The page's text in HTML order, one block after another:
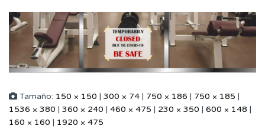
Tamaño: 150 × 150 | 300 × 74 | 750 × 186 | 750 × 185 |
1536 × 380 | 360 × 240 | 460 × 475 | 230 × 350 | 600 × 148 |
160 × 160 | 1920 × 475